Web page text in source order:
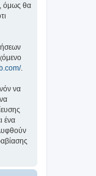
όμως θα
.
να
ένα